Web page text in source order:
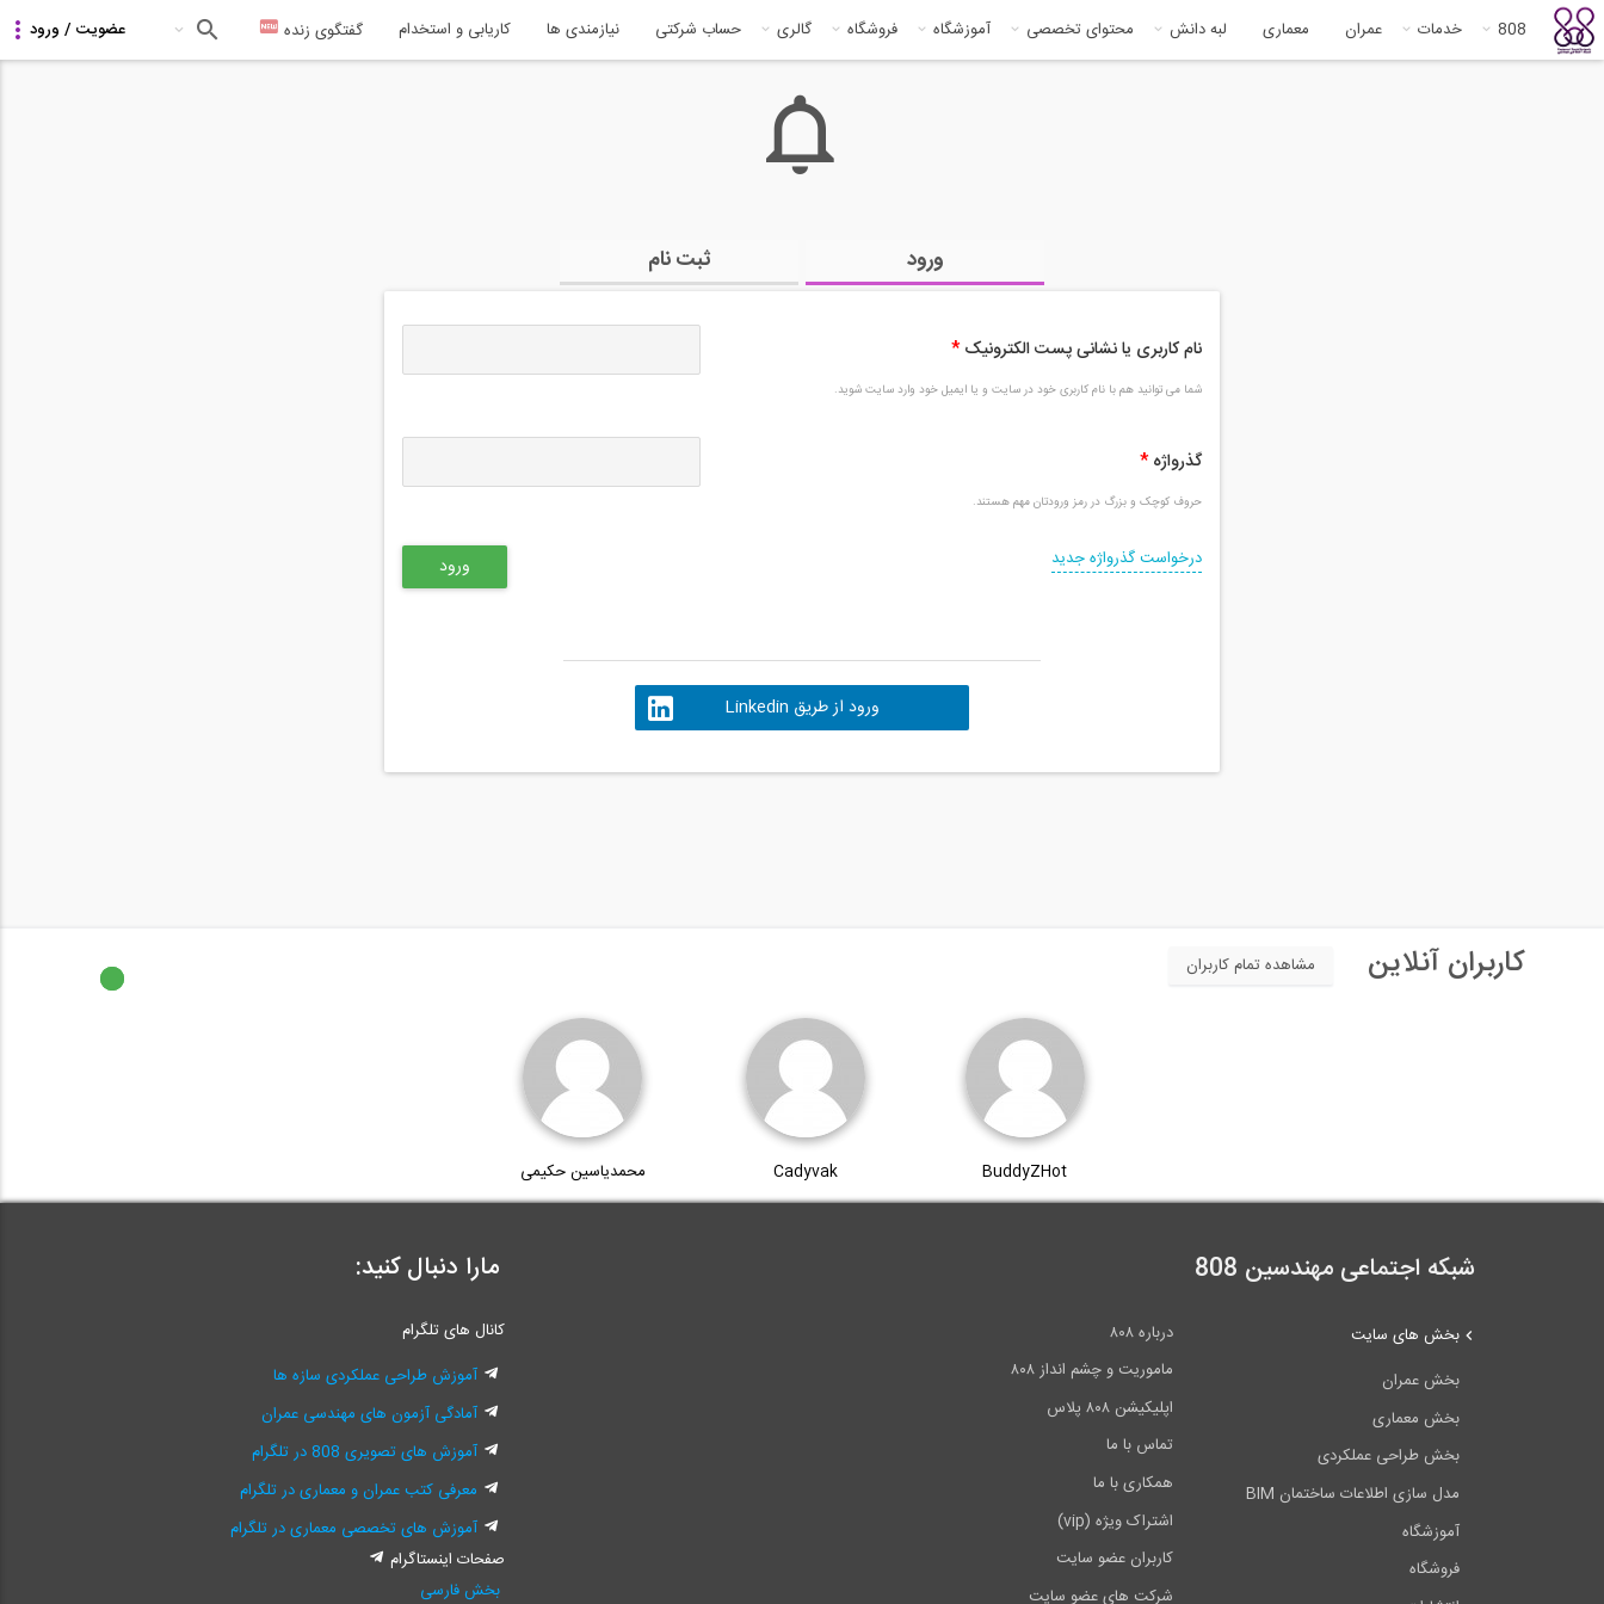
808 خدمات عمران معماری لبه دانش محتوای تخصصی آموزشگاه فروشگاه گالری حساب شرکتی نیازمندی ها کاریابی و استخدام گفتگوی زنده
ورود ثبت نام
نام کاربری یا نشانی پست الکترونیک *
شما می توانید هم با نام کاربری خود در سایت و یا ایمیل خود وارد سایت شوید.
گذرواژه *
حروف کوچک و بزرگ در رمز ورودتان مهم هستند.
درخواست گذرواژه جدید
ورود از طریق Linkedin
کاربران آنلاین مشاهده تمام کاربران
BuddyZHot
Cadyvak محمدیاسین حکیمی
شبکه اجتماعی مهندسین 808
درباره ۸۰۸
ماموریت و چشم انداز ۸۰۸
اپلیکیشن ۸۰۸ پلاس
تماس با ما
همکاری با ما
اشتراک ویژه (vip)
کاربران عضو سایت
شرکت های عضو سایت
بخش های سایت
بخش عمران
بخش معماری
بخش طراحی عملکردی
مدل سازی اطلاعات ساختمان BIM
آموزشگاه
فروشگاه
مارا دنبال کنید:
کانال های تلگرام
آموزش طراحی عملکردی سازه ها
آمادگی آزمون های مهندسی عمران
آموزش های تصویری 808 در تلگرام
معرفی کتب عمران و معماری در تلگرام
آموزش های تخصصی معماری در تلگرام
صفحات اینستاگرام
بخش فارسی